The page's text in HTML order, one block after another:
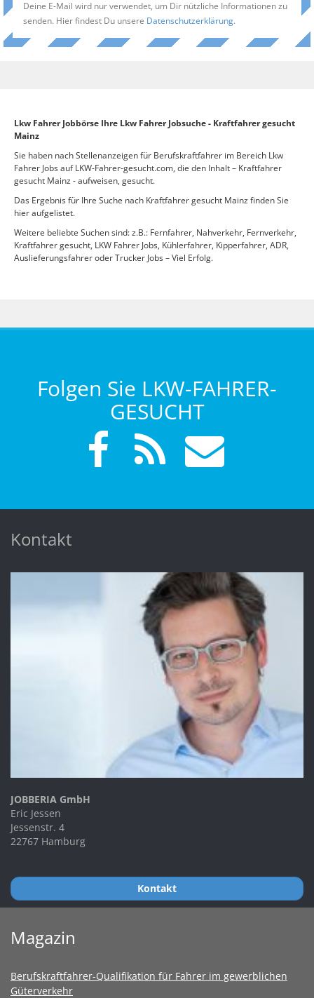
Deine E-Mail wird nur verwendet, um Dir nützliche Informationen zu
senden. Hier findest Du unsere Datenschutzerklärung.
Lkw Fahrer Jobbörse Ihre Lkw Fahrer Jobsuche - Kraftfahrer gesucht
Mainz
Sie haben nach Stellenanzeigen für Berufskraftfahrer im Bereich Lkw
Fahrer Jobs auf LKW-Fahrer-gesucht.com, die den Inhalt – Kraftfahrer
gesucht Mainz - aufweisen, gesucht.
Das Ergebnis für Ihre Suche nach Kraftfahrer gesucht Mainz finden Sie
hier aufgelistet.
Weitere beliebte Suchen sind: z.B.: Fernfahrer, Nahverkehr, Fernverkehr,
Kraftfahrer gesucht, LKW Fahrer Jobs, Kühlerfahrer, Kipperfahrer, ADR,
Auslieferungsfahrer oder Trucker Jobs – Viel Erfolg.
Folgen Sie LKW-FAHRER-
GESUCHT
Kontakt
JOBBERIA GmbH
Eric Jessen
Jessenstr. 4
22767 Hamburg
Kontakt
Magazin
Berufskraftfahrer-Qualifikation für Fahrer im gewerblichen
Güterverkehr